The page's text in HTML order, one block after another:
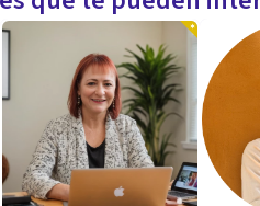
requeridas según el caso.